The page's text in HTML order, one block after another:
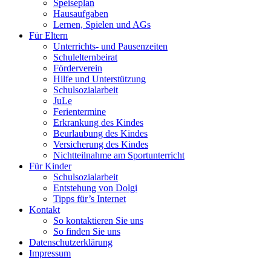
Speiseplan
Hausaufgaben
Lernen, Spielen und AGs
Für Eltern
Unterrichts- und Pausenzeiten
Schulelternbeirat
Förderverein
Hilfe und Unterstützung
Schulsozialarbeit
JuLe
Ferientermine
Erkrankung des Kindes
Beurlaubung des Kindes
Versicherung des Kindes
Nichtteilnahme am Sportunterricht
Für Kinder
Schulsozialarbeit
Entstehung von Dolgi
Tipps für’s Internet
Kontakt
So kontaktieren Sie uns
So finden Sie uns
Datenschutzerklärung
Impressum